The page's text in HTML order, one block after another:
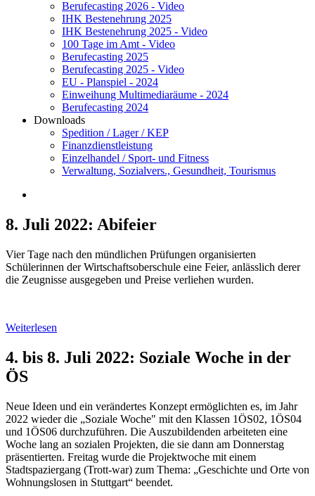
Berufecasting 2026 - Video
IHK Bestenehrung 2025
IHK Bestenehrung 2025 - Video
100 Tage im Amt - Video
Berufecasting 2025
Berufecasting 2025 - Video
EU - Planspiel - 2024
Einweihung Multimediaräume - 2024
Berufecasting 2024
Downloads
Spedition / Lager / KEP
Finanzdienstleistung
Einzelhandel / Sport- und Fitness
Verwaltung, Sozialvers., Gesundheit, Tourismus
8. Juli 2022: Abifeier
Vier Tage nach den mündlichen Prüfungen organisierten
Schülerinnen der Wirtschaftsoberschule eine Feier, anlässlich derer
die Zeugnisse ausgegeben und Preise verliehen wurden.
Weiterlesen
4. bis 8. Juli 2022: Soziale Woche in der
ÖS
Neue Ideen und ein verändertes Konzept ermöglichten es, im Jahr
2022 wieder die „Soziale Woche" mit den Klassen 1ÖS02, 1ÖS04
und 1ÖS06 durchzuführen. Die Auszubildenden arbeiteten eine
Woche lang an sozialen Projekten, die sie dann am Donnerstag
präsentierten. Freitag wurde die Projektwoche mit einem
Stadtspaziergang (Trott-war) zum Thema: „Geschichte und Orte von
Wohnungslosen in Stuttgart“ beendet.